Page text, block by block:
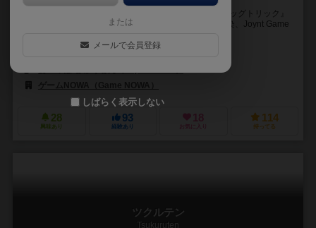
ゲームマーケット2020大阪が初出展となる『ドッグタッグトリック』
は、『似顔絵探偵』や『コードゼクスクロス』でお馴染、Joynt Game
28
興味あり
93
経験あり
18
お気に入り
114
持ってる
ツクルテン
Tsukuruten
または
メールで会員登録
しばらく表示しない